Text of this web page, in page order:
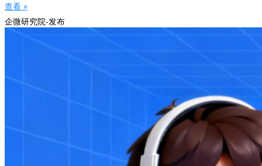
查看 »
企微研究院-发布